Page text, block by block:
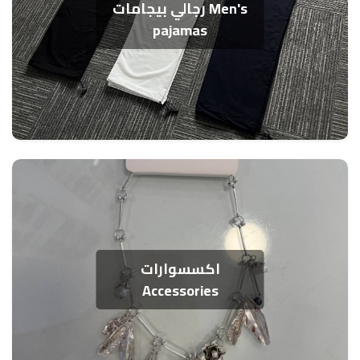
رجالي بيجامات Men's
pajamas
اكسسوارات
Accessories